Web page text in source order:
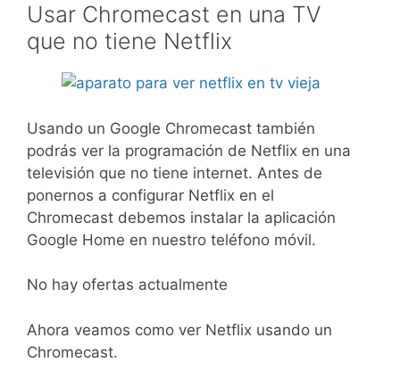
Usar Chromecast en una TV
que no tiene Netflix
Usando un Google Chromecast también
podrás ver la programación de Netflix en una
televisión que no tiene internet. Antes de
ponernos a configurar Netflix en el
Chromecast debemos instalar la aplicación
Google Home en nuestro teléfono móvil.
No hay ofertas actualmente
Ahora veamos como ver Netflix usando un
Chromecast.